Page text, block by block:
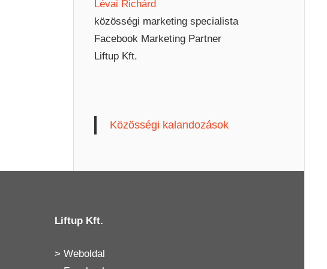
Lévai Richárd
közösségi marketing specialista
Facebook Marketing Partner
Liftup Kft.
Közösségi kalandozások
Liftup Kft.
>Weboldal